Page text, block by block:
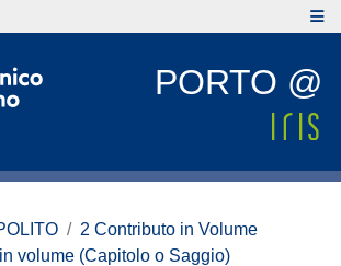
PORTO @
2 Contributo in Volume
volume (Capitolo o Saggio)